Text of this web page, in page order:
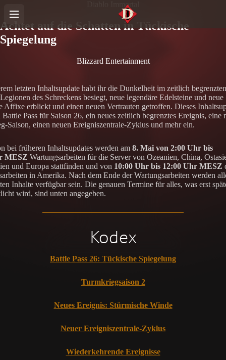
Diablo Immortal
Achtet auf die Schatten in Tückische
Spiegelung
Blizzard Entertainment
letzten Inhaltsupdate habt ihr die Dunkelheit im zeitlich begrenzten
des Schreckens besiegt, neue legendäre Edelsteine und neue
Affixe erblickt und einen neuen Vertrauten getroffen. Dieses
Pass für Saison 26, ein neues zeitlich begrenztes Ereignis, eine
Saison, einen neuen Ereigniszentrale-Zyklus und mehr ein.
bei früheren Inhaltsupdates werden am 8. Mai von 2:00 Uhr bis
MESZ Wartungsarbeiten für die Server von Ozeanien, China,
und Europa stattfinden und von 10:00 Uhr bis 12:00 Uhr MESZ
in Amerika. Nach dem Ende der Wartungsarbeiten werden
Inhalte verfügbar sein. Die genauen Termine für alles, was erst
wird, sind unten angegeben.
Kodex
Battle Pass 26: Tückische Spiegelung
Turmkriegsaison 2
Neues Ereignis: Stürmische Winde
Neuer Ereigniszentrale-Zyklus
Wiederkehrende Ereignisse